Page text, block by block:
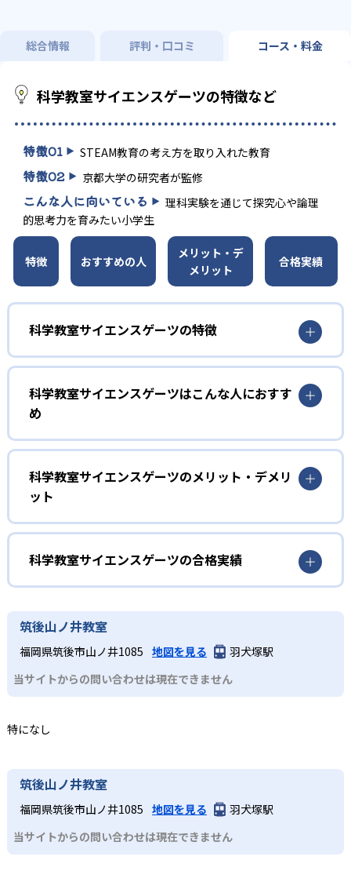
総合情報 評判・口コミ コース・料金
科学教室サイエンスゲーツの特徴など
特徴01 STEAM教育の考え方を取り入れた教育
特徴02 京都大学の研究者が監修
こんな人に向いている
理科実験を通じて探究心や論理
的思考力を育みたい小学生
特徴 おすすめの人
メリット・デ
メリット
合格実績
科学教室サイエンスゲーツの特徴
1
STEAM教育による横断的学び
サイエンスゲーツでは「科学、技術、工学、教養・創造
性、数学」を統合したSTEAM教育の考え方を採用。理数系
の知識をベースに、教科の枠を超えた横断的な学習を実践
することで、応用力や問題解決力を育成する学習設計にな
っている。
授業は講義形式ではなく、身近な科学現象をテーマにした
実験で構成される。子ども自らが仮説を立て、実験で検証
し、その結果を考察するサイクルを繰り返すことで、論理
的思考力や探究心、集中力を高めていく。
3 樋口雅一先生監修カリキュラム
教材・実験テーマは京都大学iCeMS特定助教の樋口雅一先
生が監修。研究者ならではの視点で最新技術や発展的な内
容を反映し、学術的な深さと楽しさを両立させている。
科学教室サイエンスゲーツはこんな人におすす
め
初級
驚き、楽しみながら科学の基礎を学びたい子ども
初級コースは5歳から小学校3年生からの入学となる。キャ
ラクターを用いた独自の映像教材で科学への興味を誘うと
ころからスタートし、仮説→実験→結果→考察→振り返り
のステップで進める。結果のまとめはわかりやすい選択式
の問題となっている。
実験の結果から考察する力を高めたい子ども
中級コースは初級コースの受講を終了した人を対象とした
験、考察のステップで実験を進めていく。結果のまとめは
選択式の問題だけでなく、穴埋め式の問題にも取り組んで
仮説を立てる力を高めたい子ども
上級コースは中級コースの受講を終了した人を対象とした
コース。進め方は初級・中級コースと基本的に同じだが、
結果のまとめには記述式も取り入れられ、内容をまとめて
科学教室サイエンスゲーツのメリット・デメリ
ット
どんなメリットがある?
サイエンスゲーツのメリットは、実験を通じて主体的に学
ぶことで探究心や論理的思考力、集中力を自然に養える点
にある。STEAM教育に基づく横断的カリキュラムにより、
知識同士の連携や応用力が高まり、将来的な問題解決力の
基盤づくりにもつながる。京都大学の研究者の監修で、学
術的な深さと質の高い学びを提供し、子どもの科学への興
味を深めていく。
どんなデメリットがある?
ネなどの初期セットの購入が必要となる。また、授業料と
費用がかかってしまうのはデメリットだ。また、都市部中
心に展開されており、通学できる範囲に教室がないケース
もある点には注意が必要だ。
科学教室サイエンスゲーツの合格実績
科学教室サイエンスゲーツは合格実績を公式サイトで公開
筑後山ノ井教室
福岡県筑後市山ノ井1085 地図を見る
羽犬塚駅
当サイトからの問い合わせは現在できません
特になし
筑後山ノ井教室
福岡県筑後市山ノ井1085 地図を見る
羽犬塚駅
当サイトからの問い合わせは現在できません